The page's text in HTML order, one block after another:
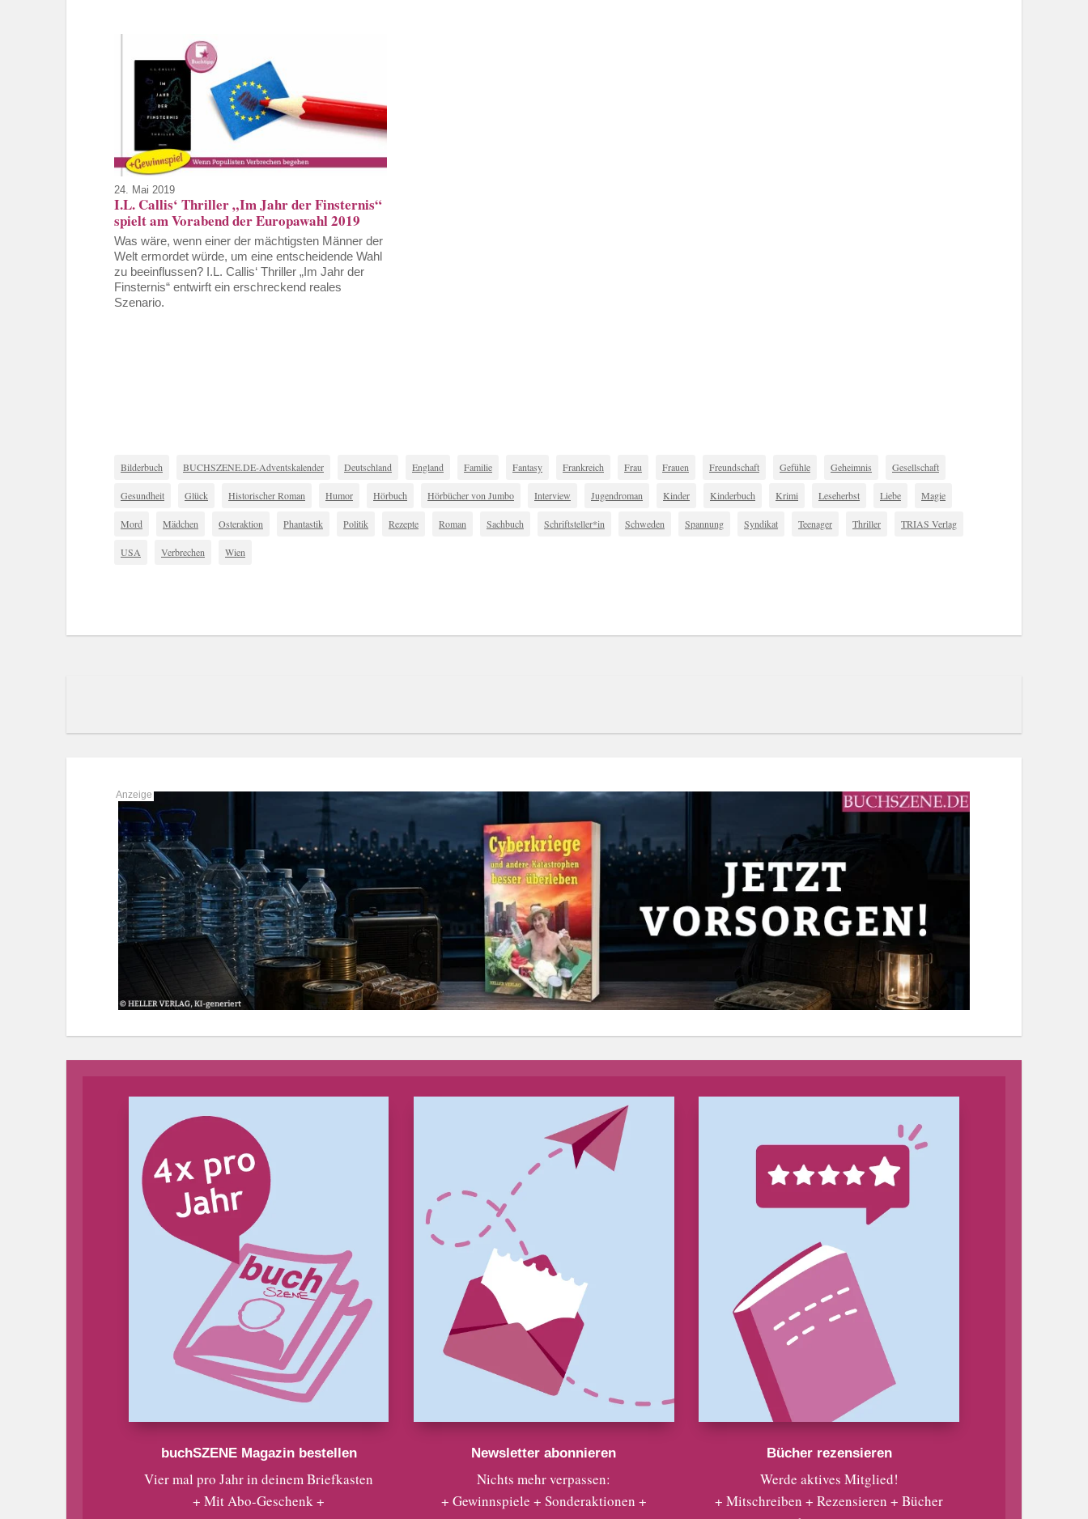
24. Mai 2019
I.L. Callis‘ Thriller „Im Jahr der Finsternis“
spielt am Vorabend der Europawahl 2019
Was wäre, wenn einer der mächtigsten Männer der
Welt ermordet würde, um eine entscheidende Wahl
zu beeinflussen? I.L. Callis‘ Thriller „Im Jahr der
Finsternis“ entwirft ein erschreckend reales
Szenario.
Bilderbuch BUCHSZENE.DE-Adventskalender Deutschland England Familie Fantasy Frankreich Frau Frauen Freundschaft Gefühle Geheimnis Gesellschaft
Gesundheit Glück Historischer Roman Humor Hörbuch Hörbücher von Jumbo Interview Jugendroman Kinder Kinderbuch Krimi Leseherbst Liebe Magie
Mord Mädchen Osteraktion Phantastik Politik Rezepte Roman Sachbuch Schriftsteller*in Schweden Spannung Syndikat Teenager Thriller TRIAS Verlag
USA Verbrechen Wien
buchSZENE Magazin bestellen
Vier mal pro Jahr in deinem Briefkasten
+ Mit Abo-Geschenk +
Newsletter abonnieren
Nichts mehr verpassen:
+ Gewinnspiele + Sonderaktionen +
Bücher rezensieren
Werde aktives Mitglied!
+ Mitschreiben + Rezensieren + Bücher